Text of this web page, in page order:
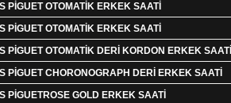
PİGUET OTOMATİK ERKEK SAATİ
PİGUET OTOMATİK ERKEK SAATİ
PİGUET OTOMATİK DERİ KORDON ERKEK SAATİ
PİGUET CHORONOGRAPH DERİ ERKEK SAATİ
PİGUETROSE GOLD ERKEK SAATİ